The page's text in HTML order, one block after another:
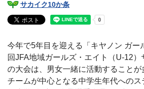
サカイク10か条
今年で5年目を迎える「キヤノン ガ
回JFA地域ガールズ・エイト（U-12）
の大会は、男女一緒に活動すること
チームが中心となる中学生年代へのス